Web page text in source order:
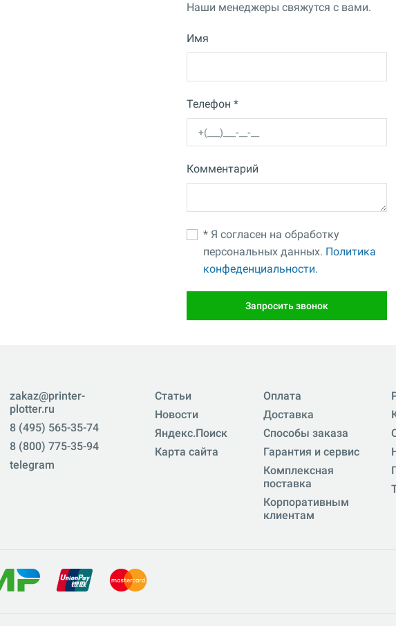
Наши менеджеры свяжутся с вами.
Имя
Телефон *
Комментарий
* Я согласен на обработку
персональных данных. Политика
конфеденциальности.
Запросить звонок
zakaz@printer-
plotter.ru
8 (495) 565-35-74
8 (800) 775-35-94
telegram
Статьи
Новости
Яндекс.Поиск
Карта сайта
Оплата
Доставка
Способы заказа
Гарантия и сервис
Комплексная
поставка
Корпоративным
клиентам